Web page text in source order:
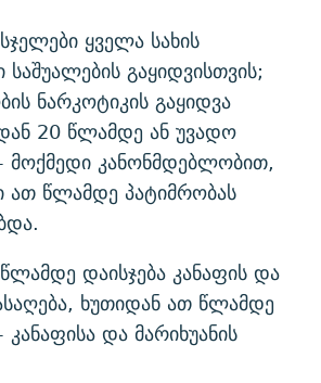
ყველა სახის
გაყიდვისთვის;
ნარკოტიკის გაყიდვა
20 წლამდე ან უვადო
მოქმედი კანონმდებლობით,
ათ წლამდე პატიმრობას
დაისჯება კანაფის და
ხუთიდან ათ წლამდე
და მარიხუანის